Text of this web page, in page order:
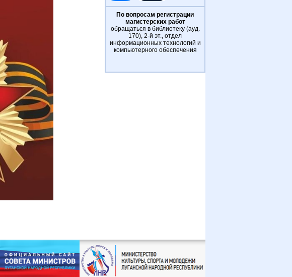
По вопросам регистрации
магистерских работ
обращаться в библиотеку (ауд.
170), 2-й эт., отдел
информационных технологий и
компьютерного обеспечения